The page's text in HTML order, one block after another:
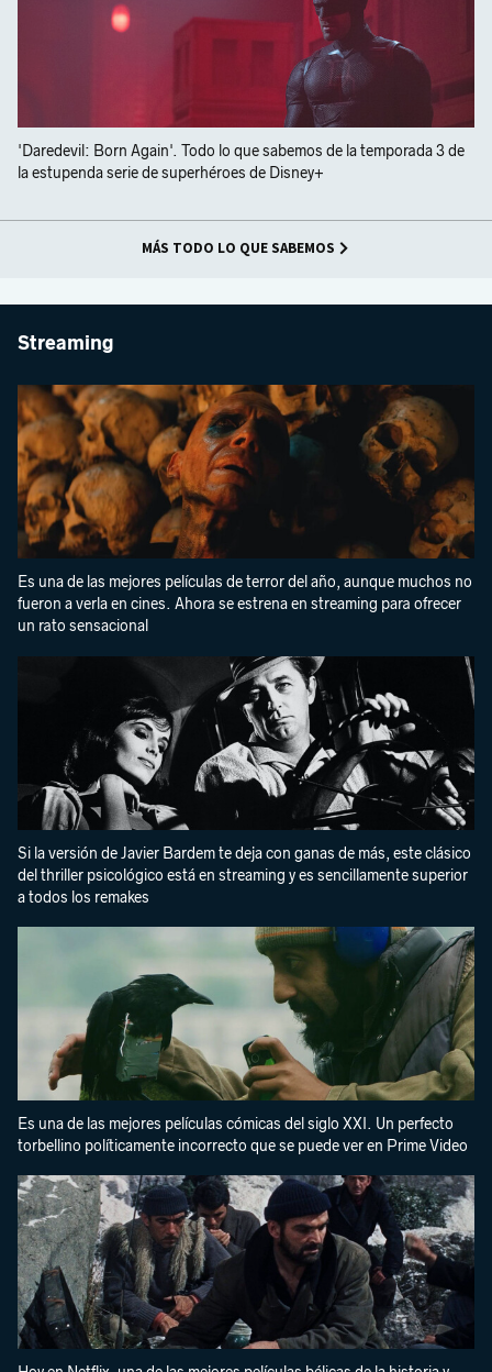
'Daredevil: Born Again'. Todo lo que sabemos de la temporada 3 de
la estupenda serie de superhéroes de Disney+
MÁS TODO LO QUE SABEMOS
Streaming
Es una de las mejores películas de terror del año, aunque muchos no
fueron a verla en cines. Ahora se estrena en streaming para ofrecer
un rato sensacional
Si la versión de Javier Bardem te deja con ganas de más, este clásico
del thriller psicológico está en streaming y es sencillamente superior
a todos los remakes
Es una de las mejores películas cómicas del siglo XXI. Un perfecto
torbellino políticamente incorrecto que se puede ver en Prime Video